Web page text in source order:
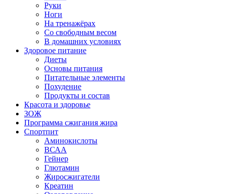
Руки
Ноги
На тренажёрах
Со свободным весом
В домашних условиях
Здоровое питание
Диеты
Основы питания
Питательные элементы
Похудение
Продукты и состав
Красота и здоровье
ЗОЖ
Программа сжигания жира
Спортпит
Аминокислоты
ВСАА
Гейнер
Глютамин
Жиросжигатели
Креатин